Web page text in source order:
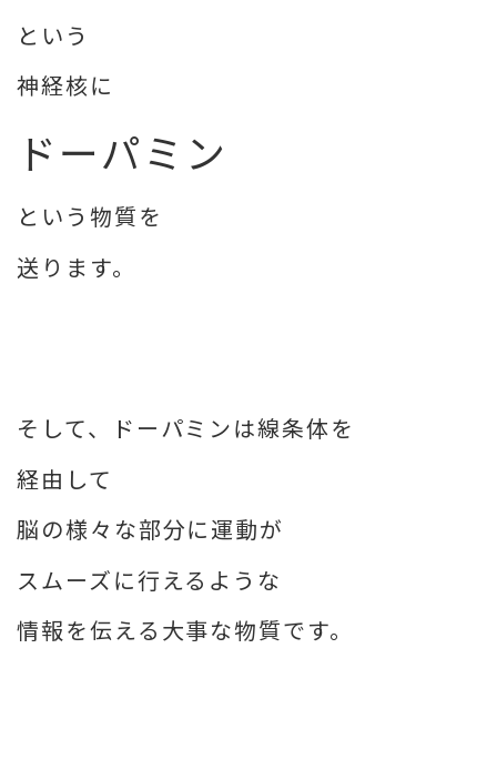
という
神経核に
ドーパミン
という物質を
送ります。
そして、ドーパミンは線条体を
経由して
脳の様々な部分に運動が
スムーズに行えるような
情報を伝える大事な物質です。